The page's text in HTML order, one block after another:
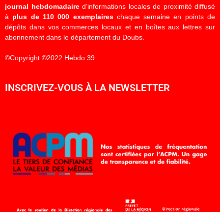
journal hebdomadaired’informations locales de proximité diffusé
à plus de 110 000 exemplaireschaque semaine en points de
dépôts dans vos commerces locaux et en boîtes aux lettres sur
abonnement dans le département du Doubs.
©Copyright ©2022 Hebdo 39
INSCRIVEZ-VOUS À LA NEWSLETTER